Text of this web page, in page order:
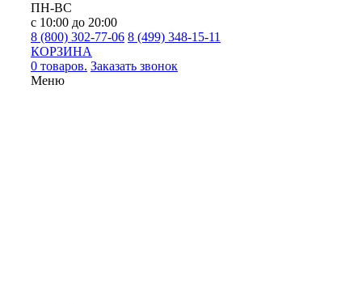
ПН-ВС
с 10:00 до 20:00
8 (800) 302-77-06 8 (499) 348-15-11
КОРЗИНА
0 товаров. Заказать звонок
Меню